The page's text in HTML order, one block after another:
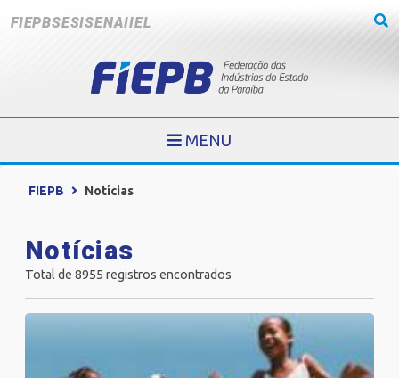
FIEPBSESISENAIIEL
MENU
FIEPB Notícias
Notícias
Total de 8955 registros encontrados